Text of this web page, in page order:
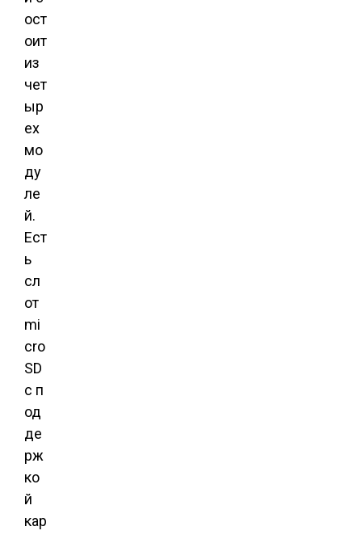
ост
оит
из
чет
ыр
ех
мо
ду
ле
й.
Ест
ь
сл
от
mi
cro
SD
с п
од
де
рж
ко
й
кар